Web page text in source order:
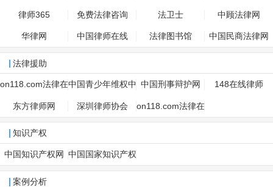
律师365 免费法律咨询 法卫士 中顾法律网
华律网 中国律师在线 法律图书馆 中国民商法律网
法律援助
on118.com法律在
线服务
中国青少年维权中
心
中国刑事辩护网 148在线律师
东方律师网 深圳律师协会 on118.com法律在
知识产权
中国知识产权网 中国国家知识产权
案例分析